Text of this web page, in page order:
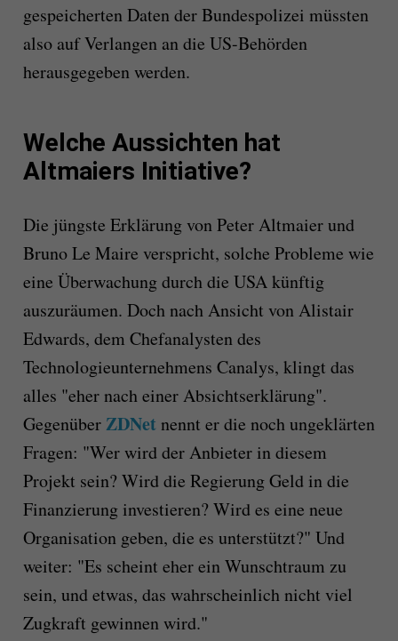
gespeicherten Daten der Bundespolizei müssten
also auf Verlangen an die US-Behörden
herausgegeben werden.
Welche Aussichten hat
Altmaiers Initiative?
Die jüngste Erklärung von Peter Altmaier und
Bruno Le Maire verspricht, solche Probleme wie
eine Überwachung durch die USA künftig
auszuräumen. Doch nach Ansicht von Alistair
Edwards, dem Chefanalysten des
Technologieunternehmens Canalys, klingt das
alles "eher nach einer Absichtserklärung".
GegenüberZDNet nennt er die noch ungeklärten
Fragen: "Wer wird der Anbieter in diesem
Projekt sein? Wird die Regierung Geld in die
Finanzierung investieren? Wird es eine neue
Organisation geben, die es unterstützt?" Und
weiter: "Es scheint eher ein Wunschtraum zu
sein, und etwas, das wahrscheinlich nicht viel
Zugkraft gewinnen wird."